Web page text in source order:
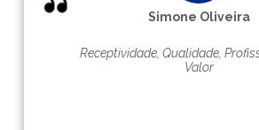
Simone Oliveira
Receptividade, Qualidade,
Valor